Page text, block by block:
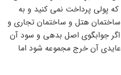
پولی پرداخت نمی کنید و به
هتل و ساختمان تجاری و
اگر جوابگوی اصل بدهی و سود آن
عایدی آن خرج مجموعه شود اما